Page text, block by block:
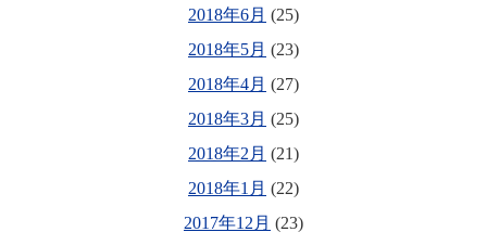
2018年6月 (25)
2018年5月 (23)
2018年4月 (27)
2018年3月 (25)
2018年2月 (21)
2018年1月 (22)
2017年12月 (23)